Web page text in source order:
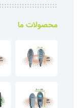
محصولات ما